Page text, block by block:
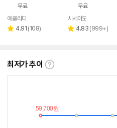
무료
페이
에클리다
별 4.91 리
(108)
무료
페이
시세이도
별 4.83 리
(999+)
최저가 추이
최
이
란?